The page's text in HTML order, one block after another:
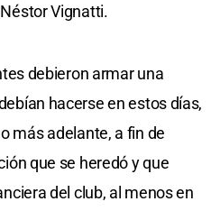
Vignatti.
debieron armar una
hacerse en estos días,
más adelante, a fin de
que se heredó y que
del club, al menos en